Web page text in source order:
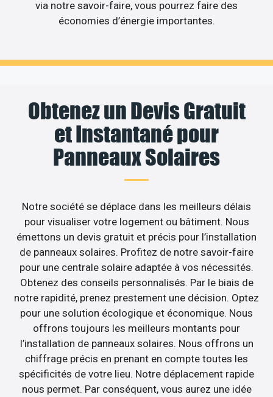
via notre savoir-faire, vous pourrez faire des
économies d’énergie importantes.
Obtenez un Devis Gratuit
et Instantané pour
Panneaux Solaires
Notre société se déplace dans les meilleurs délais
pour visualiser votre logement ou bâtiment. Nous
émettons un devis gratuit et précis pour l’installation
de panneaux solaires. Profitez de notre savoir-faire
pour une centrale solaire adaptée à vos nécessités.
Obtenez des conseils personnalisés. Par le biais de
notre rapidité, prenez prestement une décision. Optez
pour une solution écologique et économique. Nous
offrons toujours les meilleurs montants pour
l’installation de panneaux solaires. Nous offrons un
chiffrage précis en prenant en compte toutes les
spécificités de votre lieu. Notre déplacement rapide
nous permet. Par conséquent, vous aurez une idée